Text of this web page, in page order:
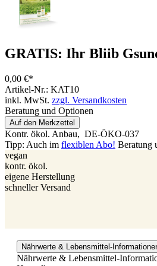
GRATIS: Ihr Bliib
0,00 €*
Artikel-Nr.: KAT10
inkl. MwSt. zzgl. Versandkosten
Beratung und Optionen
Auf den Merkzettel
Kontr. ökol. Anbau, DE-ÖKO-037
Tipp: Auch im flexiblen Abo! Beratung
vegan
kontr. ökol.
eigene Herstellung
schneller Versand
Nährwerte & Lebensmittel-
Nährwerte & Lebensmittel-